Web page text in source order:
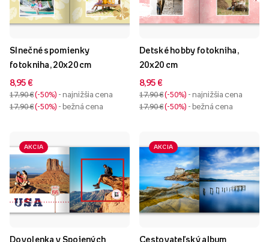
Slnečné spomienky
fotokniha, 20x20 cm
8,95 €
17,90 € -50% - najnižšia cena
17,90 € -50% - bežná cena
Detské hobby fotokniha,
20x20 cm
8,95 €
17,90 € -50% - najnižšia cena
17,90 € -50% - bežná cena
AKCIA
Dovolenka v Spojených
AKCIA
Cestovateľský album